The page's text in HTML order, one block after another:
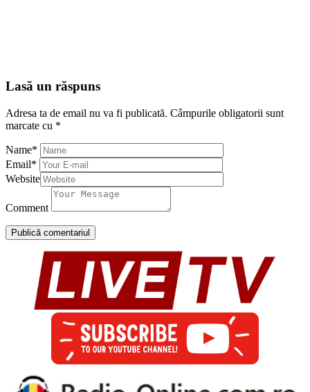
Lasă un răspuns
Adresa ta de email nu va fi publicată. Câmpurile obligatorii sunt
marcate cu *
Name*
Email*
Website
Comment